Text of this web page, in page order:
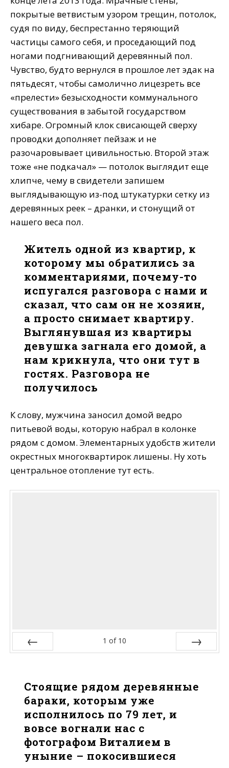
покрытые ветвистым узором трещин, потолок,
судя по виду, беспрестанно теряющий
частицы самого себя, и проседающий под
ногами подгнивающий деревянный пол.
Чувство, будто вернулся в прошлое лет эдак на
пятьдесят, чтобы самолично лицезреть все
«прелести» безысходности коммунального
существования в забытой государством
хибаре. Огромный клок свисающей сверху
проводки дополняет пейзаж и не
разочаровывает цивильностью. Второй этаж
тоже «не подкачал» — потолок выглядит еще
хлипче, чему в свидетели запишем
выглядывающую из-под штукатурки сетку из
деревянных реек – дранки, и стонущий от
нашего веса пол.
Житель одной из квартир, к
которому мы обратились за
комментариями, почему-то
испугался разговора с нами и
сказал, что сам он не хозяин,
а просто снимает квартиру.
Выглянувшая из квартиры
девушка загнала его домой, а
нам крикнула, что они тут в
гостях. Разговора не
получилось
К слову, мужчина заносил домой ведро
питьевой воды, которую набрал в колонке
рядом с домом. Элементарных удобств жители
окрестных многоквартирок лишены. Ну хоть
центральное отопление тут есть.
1 of 10
Стоящие рядом деревянные
бараки, которым уже
исполнилось по 79 лет, и
вовсе вогнали нас с
фотографом Виталием в
уныние – покосившиеся